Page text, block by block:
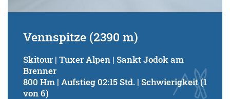
Vennspitze (2390 m)
Skitour | Tuxer Alpen | Sankt Jodok am
Brenner
800 Hm | Aufstieg 02:15 Std. | Schwierigkeit (1
von 6)